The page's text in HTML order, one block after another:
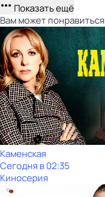
Показать ещё
Вам может понравиться
Каменская
Сегодня в 02:35
Киносерия